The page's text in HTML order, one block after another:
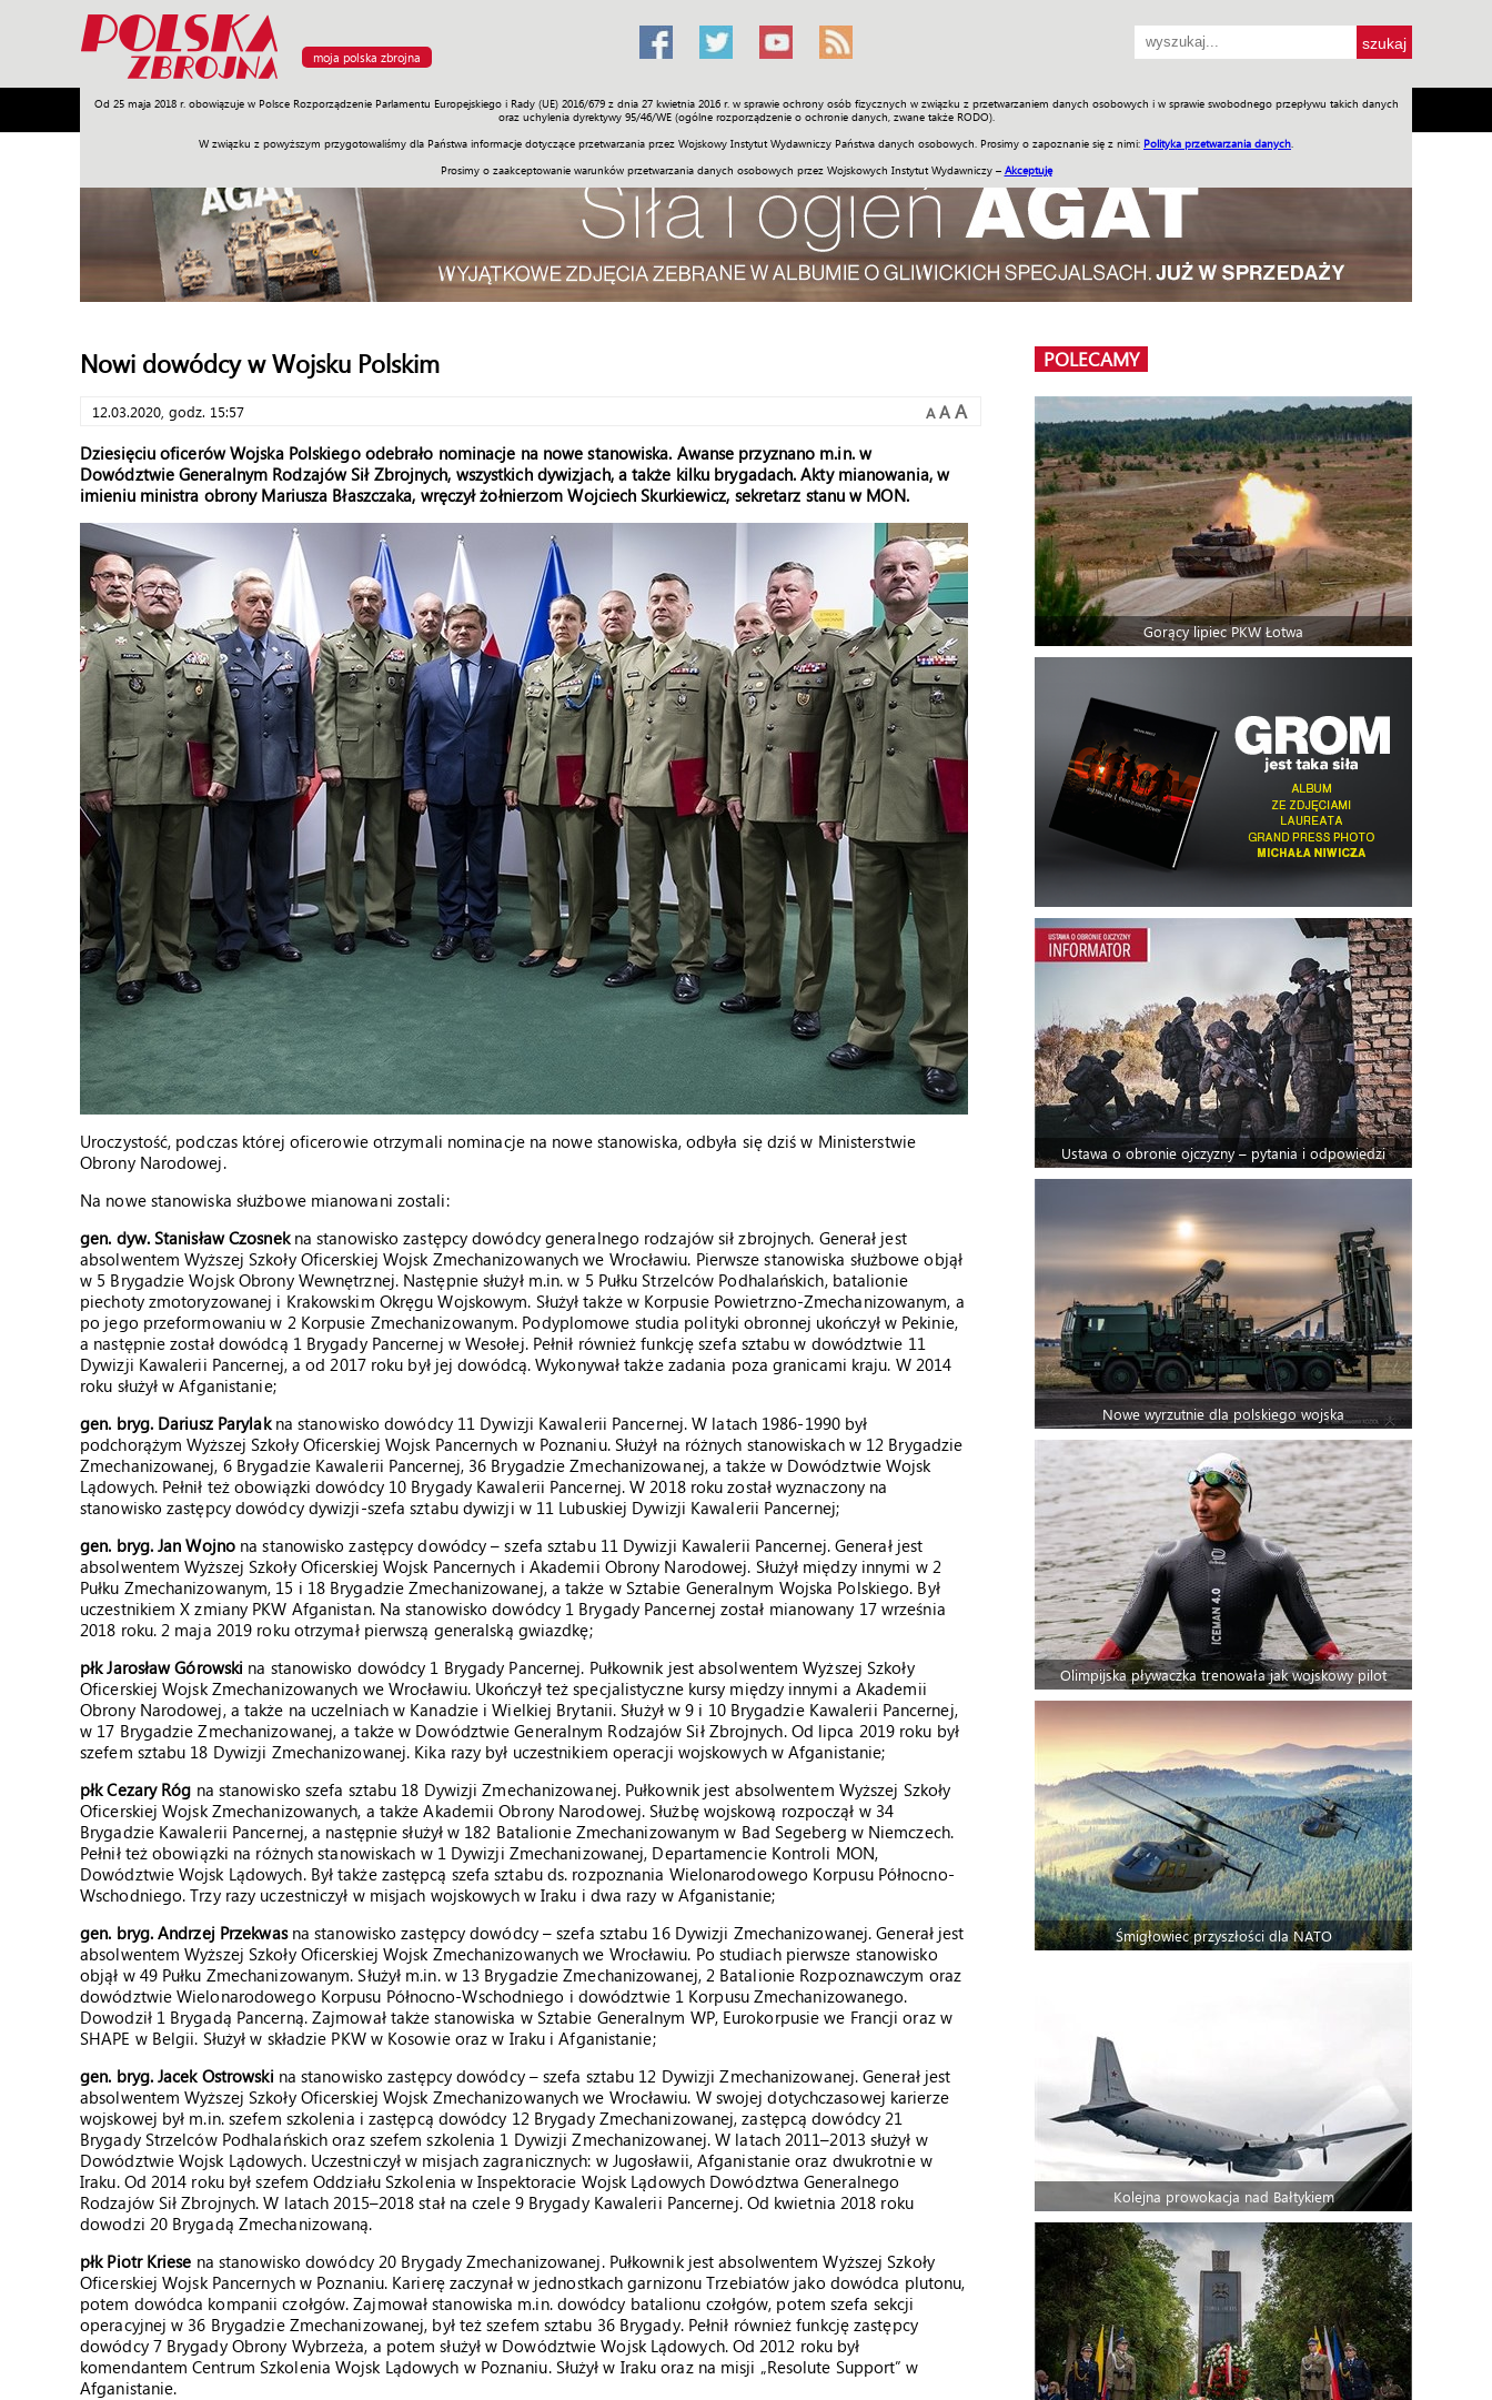
moja polska zbrojna
Od 25 maja 2018 r. obowiązuje w Polsce Rozporządzenie Parlamentu Europejskiego i Rady (UE) 2016/679 z dnia 27 kwietnia 2016 r. w sprawie ochrony osób fizycznych w związku z przetwarzaniem danych osobowych i w sprawie swobodnego przepływu takich danych
oraz uchylenia dyrektywy 95/46/WE (ogólne rozporządzenie o ochronie danych, zwane także RODO).
W związku z powyższym przygotowaliśmy dla Państwa informacje dotyczące przetwarzania przez Wojskowy Instytut Wydawniczy Państwa danych osobowych. Prosimy o zapoznanie się z nimi: Polityka przetwarzania danych
Prosimy o zaakceptowanie warunków przetwarzania danych osobowych przez Wojskowych Instytut Wydawniczy – Akceptuję
Armia Poligon Sprzęt Misje Polityka Prawo Świat Społeczność Sport Historia Galerie Wideo ENGLISH SKLEP Jednodniówki Praca w WIW
Nowi dowódcy w Wojsku Polskim
12.03.2020, godz. 15:57 A A A
Dziesięciu oficerów Wojska Polskiego odebrało nominacje na nowe stanowiska. Awanse przyznano m.in. w
Dowództwie Generalnym Rodzajów Sił Zbrojnych, wszystkich dywizjach, a także kilku brygadach. Akty mianowania, w
imieniu ministra obrony Mariusza Błaszczaka, wręczył żołnierzom Wojciech Skurkiewicz, sekretarz stanu w MON.
Uroczystość, podczas której oficerowie otrzymali nominacje na nowe stanowiska, odbyła się dziś w Ministerstwie
Obrony Narodowej.
Na nowe stanowiska służbowe mianowani zostali:
gen. dyw. Stanisław Czosnekna stanowisko zastępcy dowódcy generalnego rodzajów sił zbrojnych. Generał jest
absolwentem Wyższej Szkoły Oficerskiej Wojsk Zmechanizowanych we Wrocławiu. Pierwsze stanowiska służbowe objął
w 5 Brygadzie Wojsk Obrony Wewnętrznej. Następnie służył m.in. w 5 Pułku Strzelców Podhalańskich, batalionie
piechoty zmotoryzowanej i Krakowskim Okręgu Wojskowym. Służył także w Korpusie Powietrzno-Zmechanizowanym, a
po jego przeformowaniu w 2 Korpusie Zmechanizowanym. Podyplomowe studia polityki obronnej ukończył w Pekinie,
a następnie został dowódcą 1 Brygady Pancernej w Wesołej. Pełnił również funkcję szefa sztabu w dowództwie 11
Dywizji Kawalerii Pancernej, a od 2017 roku był jej dowódcą. Wykonywał także zadania poza granicami kraju. W 2014
roku służył w Afganistanie;
gen. bryg. Dariusz Parylakna stanowisko dowódcy 11 Dywizji Kawalerii Pancernej. W latach 1986-1990 był
podchorążym Wyższej Szkoły Oficerskiej Wojsk Pancernych w Poznaniu. Służył na różnych stanowiskach w 12 Brygadzie
Zmechanizowanej, 6 Brygadzie Kawalerii Pancernej, 36 Brygadzie Zmechanizowanej, a także w Dowództwie Wojsk
Lądowych. Pełnił też obowiązki dowódcy 10 Brygady Kawalerii Pancernej. W 2018 roku został wyznaczony na
stanowisko zastępcy dowódcy dywizji-szefa sztabu dywizji w 11 Lubuskiej Dywizji Kawalerii Pancernej;
gen. bryg. Jan Wojno na stanowisko zastępcy dowódcy – szefa sztabu 11 Dywizji Kawalerii Pancernej. Generał jest
absolwentem Wyższej Szkoły Oficerskiej Wojsk Pancernych i Akademii Obrony Narodowej. Służył między innymi w 2
Pułku Zmechanizowanym, 15 i 18 Brygadzie Zmechanizowanej, a także w Sztabie Generalnym Wojska Polskiego. Był
uczestnikiem X zmiany PKW Afganistan. Na stanowisko dowódcy 1 Brygady Pancernej został mianowany 17 września
2018 roku. 2 maja 2019 roku otrzymał pierwszą generalską gwiazdkę;
płk Jarosław Górowski na stanowisko dowódcy 1 Brygady Pancernej. Pułkownik jest absolwentem Wyższej Szkoły
Oficerskiej Wojsk Zmechanizowanych we Wrocławiu. Ukończył też specjalistyczne kursy między innymi a Akademii
Obrony Narodowej, a także na uczelniach w Kanadzie i Wielkiej Brytanii. Służył w 9 i 10 Brygadzie Kawalerii Pancernej,
w 17 Brygadzie Zmechanizowanej, a także w Dowództwie Generalnym Rodzajów Sił Zbrojnych. Od lipca 2019 roku był
szefem sztabu 18 Dywizji Zmechanizowanej. Kika razy był uczestnikiem operacji wojskowych w Afganistanie;
płk Cezary Róg na stanowisko szefa sztabu 18 Dywizji Zmechanizowanej. Pułkownik jest absolwentem Wyższej Szkoły
Oficerskiej Wojsk Zmechanizowanych, a także Akademii Obrony Narodowej. Służbę wojskową rozpoczął w 34
Brygadzie Kawalerii Pancernej, a następnie służył w 182 Batalionie Zmechanizowanym w Bad Segeberg w Niemczech.
Pełnił też obowiązki na różnych stanowiskach w 1 Dywizji Zmechanizowanej, Departamencie Kontroli MON,
Dowództwie Wojsk Lądowych. Był także zastępcą szefa sztabu ds. rozpoznania Wielonarodowego Korpusu Północno-
Wschodniego. Trzy razy uczestniczył w misjach wojskowych w Iraku i dwa razy w Afganistanie;
gen. bryg. Andrzej Przekwasna stanowisko zastępcy dowódcy – szefa sztabu 16 Dywizji Zmechanizowanej. Generał jest
absolwentem Wyższej Szkoły Oficerskiej Wojsk Zmechanizowanych we Wrocławiu. Po studiach pierwsze stanowisko
objął w 49 Pułku Zmechanizowanym. Służył m.in. w 13 Brygadzie Zmechanizowanej, 2 Batalionie Rozpoznawczym oraz
dowództwie Wielonarodowego Korpusu Północno-Wschodniego i dowództwie 1 Korpusu Zmechanizowanego.
Dowodził 1 Brygadą Pancerną. Zajmował także stanowiska w Sztabie Generalnym WP, Eurokorpusie we Francji oraz w
SHAPE w Belgii. Służył w składzie PKW w Kosowie oraz w Iraku i Afganistanie;
gen. bryg. Jacek Ostrowskina stanowisko zastępcy dowódcy – szefa sztabu 12 Dywizji Zmechanizowanej. Generał jest
absolwentem Wyższej Szkoły Oficerskiej Wojsk Zmechanizowanych we Wrocławiu. W swojej dotychczasowej karierze
wojskowej był m.in. szefem szkolenia i zastępcą dowódcy 12 Brygady Zmechanizowanej, zastępcą dowódcy 21
Brygady Strzelców Podhalańskich oraz szefem szkolenia 1 Dywizji Zmechanizowanej. W latach 2011–2013 służył w
Dowództwie Wojsk Lądowych. Uczestniczył w misjach zagranicznych: w Jugosławii, Afganistanie oraz dwukrotnie w
Iraku. Od 2014 roku był szefem Oddziału Szkolenia w Inspektoracie Wojsk Lądowych Dowództwa Generalnego
Rodzajów Sił Zbrojnych. W latach 2015–2018 stał na czele 9 Brygady Kawalerii Pancernej. Od kwietnia 2018 roku
dowodzi 20 Brygadą Zmechanizowaną.
płk Piotr Kriese na stanowisko dowódcy 20 Brygady Zmechanizowanej. Pułkownik jest absolwentem Wyższej Szkoły
Oficerskiej Wojsk Pancernych w Poznaniu. Karierę zaczynał w jednostkach garnizonu Trzebiatów jako dowódca plutonu,
potem dowódca kompanii czołgów. Zajmował stanowiska m.in. dowódcy batalionu czołgów, potem szefa sekcji
operacyjnej w 36 Brygadzie Zmechanizowanej, był też szefem sztabu 36 Brygady. Pełnił również funkcję zastępcy
dowódcy 7 Brygady Obrony Wybrzeża, a potem służył w Dowództwie Wojsk Lądowych. Od 2012 roku był
komendantem Centrum Szkolenia Wojsk Lądowych w Poznaniu. Służył w Iraku oraz na misji „Resolute Support” w
Afganistanie.
POLECAMY
Gorący lipiec PKW Łotwa
Ustawa o obronie ojczyzny – pytania i odpowiedzi
Nowe wyrzutnie dla polskiego wojska
Olimpijska pływaczka trenowała jak wojskowy pilot
Śmigłowiec przyszłości dla NATO
Kolejna prowokacja nad Bałtykiem